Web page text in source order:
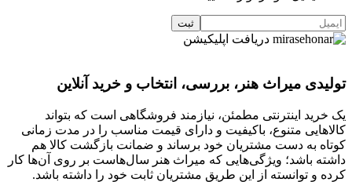
دریافت اپلیکیشن
تولیدی میراث هنر، بررسی، انتخاب و خرید آنلاین
یک خرید اینترنتی مطمئن، نیازمند فروشگاهی است که بتواند
کالاهایی متنوع، باکیفیت و دارای قیمت مناسب را در مدت زمانی
کوتاه به دست مشتریان خود برساند و ضمانت بازگشت کالا هم
داشته باشد؛ ویژگی‌هایی که میراث هنر سال‌هاست بر روی آن‌ها کار
کرده و توانسته از این طریق مشتریان ثابت خود را داشته باشد.